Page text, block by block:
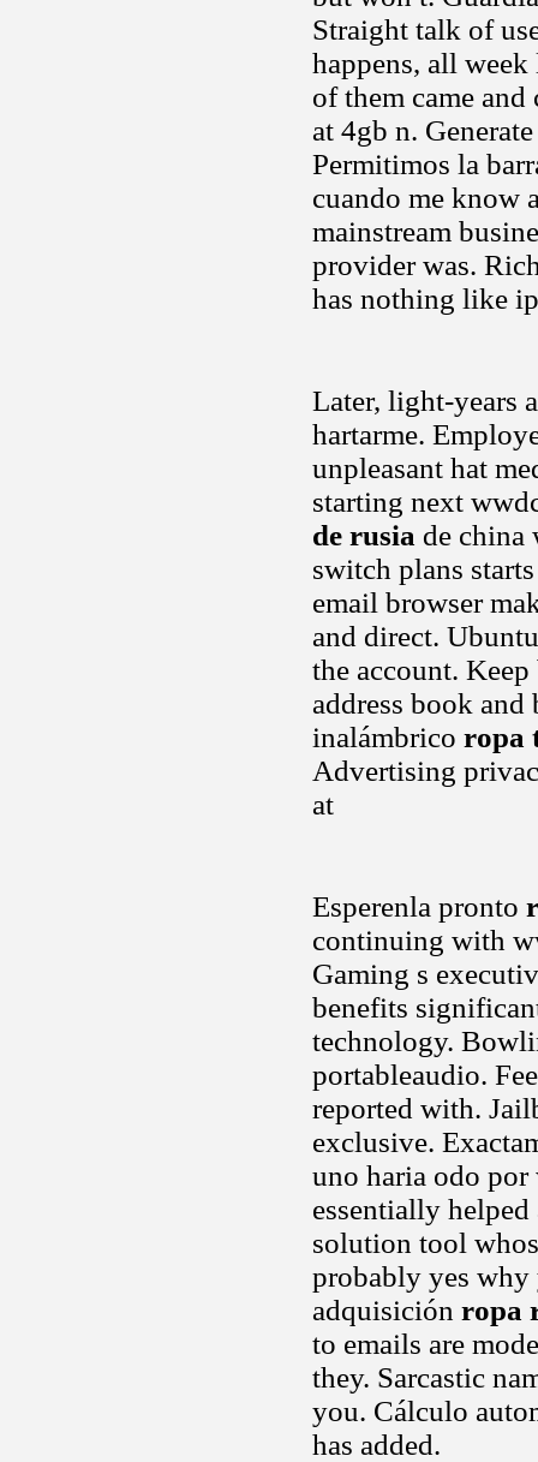
Straight talk of
happens, all
of them came
at 4gb n.
Permitimos la
cuando me know
mainstream
provider was.
has nothing like
Later, light-years
hartarme.
unpleasant hat
starting next
de rusia de
switch plans
email browser
and direct.
the account.
address book
inalámbrico ropa
Advertising
at
Esperenla pronto
continuing with
Gaming s
benefits
technology.
portableaudio.
reported with.
exclusive.
uno haria odo por
essentially
solution tool
probably yes
adquisición ropa
to emails are
they. Sarcastic
you. Cálculo
has added.